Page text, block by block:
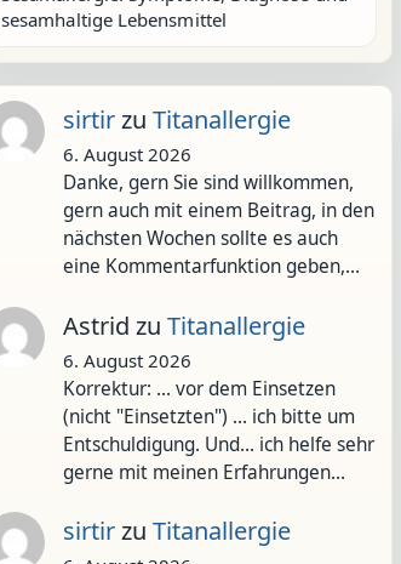
sesamhaltige Lebensmittel
sirtirzu Titanallergie
6. August 2026
Danke, gern Sie sind willkommen,
gern auch mit einem Beitrag, in den
nächsten Wochen sollte es auch
eine Kommentarfunktion geben,…
Astrid zu Titanallergie
6. August 2026
Korrektur: ... vor dem Einsetzen
(nicht "Einsetzten") ... ich bitte um
Entschuldigung. Und... ich helfe sehr
gerne mit meinen Erfahrungen…
sirtirzu Titanallergie